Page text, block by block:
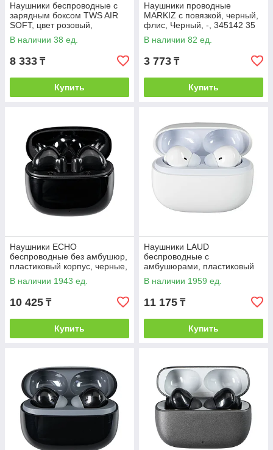
Наушники беспроводные с
зарядным боксом TWS AIR
SOFT, цвет розовый,
Розовый, -, 36720 10
В наличии 38 ед.
8 333 ₸
Купить
Наушники проводные
MARKIZ с повязкой, черный,
флис, Черный, -, 345142 35
В наличии 82 ед.
3 773 ₸
Купить
Наушники ECHO
беспроводные без амбушюр,
пластиковый корпус, черные,
Черный, -, 39300 35
В наличии 1943 ед.
10 425 ₸
Купить
Наушники LAUD
беспроводные с
амбушюрами, пластиковый
корпус, белые, Белый, -,
39301 01
В наличии 1959 ед.
11 175 ₸
Купить